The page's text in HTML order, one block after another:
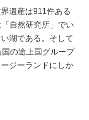
遺産は911件ある
自然研究所」でい
湖である。そして
の途上国グループ
ジーランドにしか